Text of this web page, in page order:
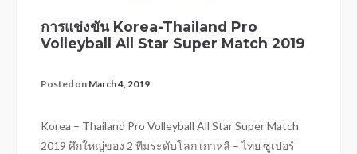
การแข่งขัน Korea-Thailand Pro
Volleyball All Star Super Match 2019
Posted on March 4, 2019
Korea – Thailand Pro Volleyball All Star Super Match
2019 ศึกใหญ่ของ 2 ทีมระดับโลก เกาหลี – ไทย ซูเปอร์